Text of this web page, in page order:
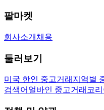
팔마켓
회사소개 채용
둘러보기
미국 한인 중고거래 지역별
검색어 얼바인 중고거래 코